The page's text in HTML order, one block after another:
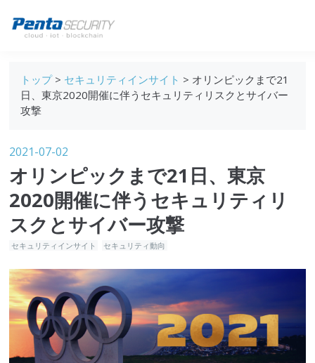
Webセキュリティ
データ保護
セキュリティインサイト
技術ブログ
トップ> セキュリティインサイト > オリンピックまで21
日、東京2020開催に伴うセキュリティリスクとサイバー
攻撃
2021-07-02
オリンピックまで21日、東京
2020開催に伴うセキュリティリ
スクとサイバー攻撃
セキュリティインサイト セキュリティ動向